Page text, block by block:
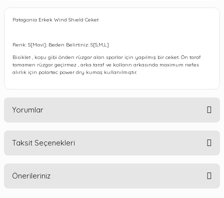
Patagonia Erkek Wind Shıeld Ceket
Renk: S[Mavi]; Beden Belirtiniz: S[S,M,L]
Bisiklet , koşu gibi önden rüzgar alan sporlar için yapılmış bir ceket. Ön taraf
tamamen rüzgar geçirmez , arka taraf ve kolların arkasında maximum nefes
alırlık için polartec power dry kumaş kullanılmıştır.
Yorumlar
Taksit Seçenekleri
Önerileriniz